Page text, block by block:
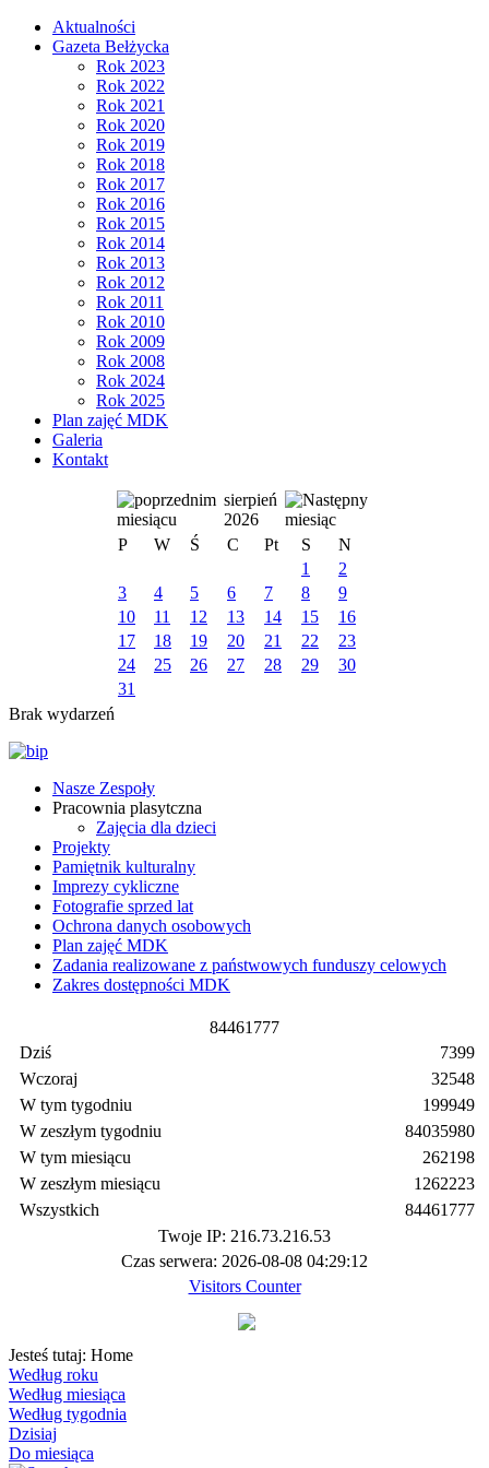
Aktualności
Gazeta Bełżycka
Rok 2023
Rok 2022
Rok 2021
Rok 2020
Rok 2019
Rok 2018
Rok 2017
Rok 2016
Rok 2015
Rok 2014
Rok 2013
Rok 2012
Rok 2011
Rok 2010
Rok 2009
Rok 2008
Rok 2024
Rok 2025
Plan zajęć MDK
Galeria
Kontakt
sierpień
2026
P
W Ś C Pt S
N
1
2
3
4 5 6 7 8
9
10
11 12 13 14 15
16
17
18 19 20 21 22
23
24
25 26 27 28 29
30
31
Brak wydarzeń
Nasze Zespoły
Pracownia plasytczna
Zajęcia dla dzieci
Projekty
Pamiętnik kulturalny
Imprezy cykliczne
Fotografie sprzed lat
Ochrona danych osobowych
Plan zajęć MDK
Zadania realizowane z państwowych funduszy celowych
Zakres dostępności MDK
84461 777
Dziś
Wczoraj
W tym tygodniu
W zeszłym tygodniu
W tym miesiącu
W zeszłym miesiącu
Wszystkich
7399
32548
199949
84035980
262198
1262223
84461777
Twoje IP: 216.73.216.53
Czas serwera: 2026-08-08 04:29:12
Visitors Counter
Jesteś tutaj: Home
Według roku
Według miesiąca
Według tygodnia
Dzisiaj
Do miesiąca